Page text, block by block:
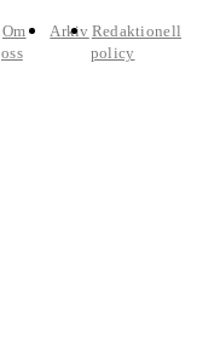
Om
oss
Arkiv Redaktionell
policy